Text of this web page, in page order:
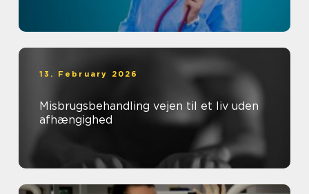
13. February 2026
Misbrugsbehandling vejen til et liv uden
afhængighed